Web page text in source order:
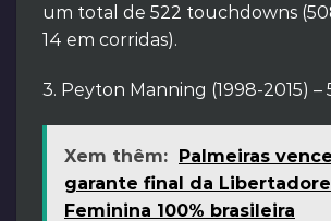
um total de 522 touchdowns
14 em corridas).
3. Peyton Manning (1998-2015) –
Xem thêm:
Palmeiras
garante final da
Feminina 100% brasileira